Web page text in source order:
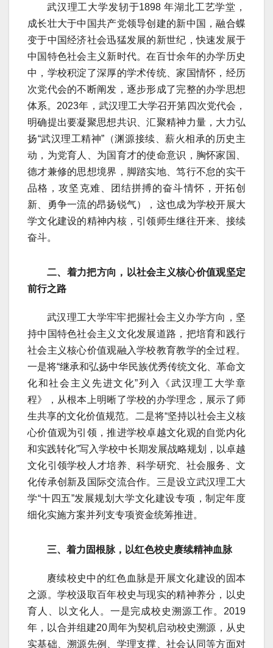
武汉理工大学发轫于1898 年湖北工艺学堂，
成长壮大于中国共产党领导创建的新中国，融合蝶
变于中国经济社会迅猛发展的新世纪，快速发展于
中国特色社会主义新时代。在百廿余年的办学历史
中，学校积淀了深厚的学术传统、家国情怀，经历
次党代会的不断阐发，逐步形成了完整的办学思想
体系。2023年，武汉理工大学召开第四次党代会，
明确提出要凝聚思想共识、汇聚精神力量，大力弘
扬“武汉理工精神”（渊源接续、薪火相承的历史主
动，为党育人、为国育才的使命意识，胸怀家国、
德才兼修的思想境界，脚踏实地、笃行不怠的实干
品格，攻坚克难、团结拼搏的奋斗情怀，开拓创
新、勇争一流的昂扬锐气），这也成为学校开展大
学文化建设的精神内核，引领师生继往开来、接续
奋斗。
二、着力把方向，以社会主义核心价值观坚定
前行之路
武汉理工大学牢牢把握社会主义办学方向，坚
持中国特色社会主义文化发展道路，把培育和践行
社会主义核心价值观融入学校教育教学的全过程。
一是将“继承和弘扬中华民族优秀传统文化、革命文
化和社会主义先进文化”列入《武汉理工大学章
程》，从根本上明晰了学校的办学理念，展示了师
生共享的文化价值规范。二是将“坚持以社会主义核
心价值观为引领，推进学校卓越文化观的自觉内化
和实践转化”写入学校中长期发展战略规划，以卓越
文化引领学校人才培养、科学研究、社会服务、文
化传承创新及国际交流合作。三是设立武汉理工大
学“十四五”发展规划大学文化建设专项，制定年度
细化实施方案并列支专项资金统筹推进。
三、着力固根脉，以红色校史赓续精神血脉
赓续校史中的红色血脉是开展文化建设的固本
之源。学校汲取百年校史与现实的精神养分，以史
育人、以文化人。一是完成校史溯源工作。2019
年，以合并组建20周年为契机启动校史溯源，从史
实基础、溯源先例、学理支撑、社会认同等方面对